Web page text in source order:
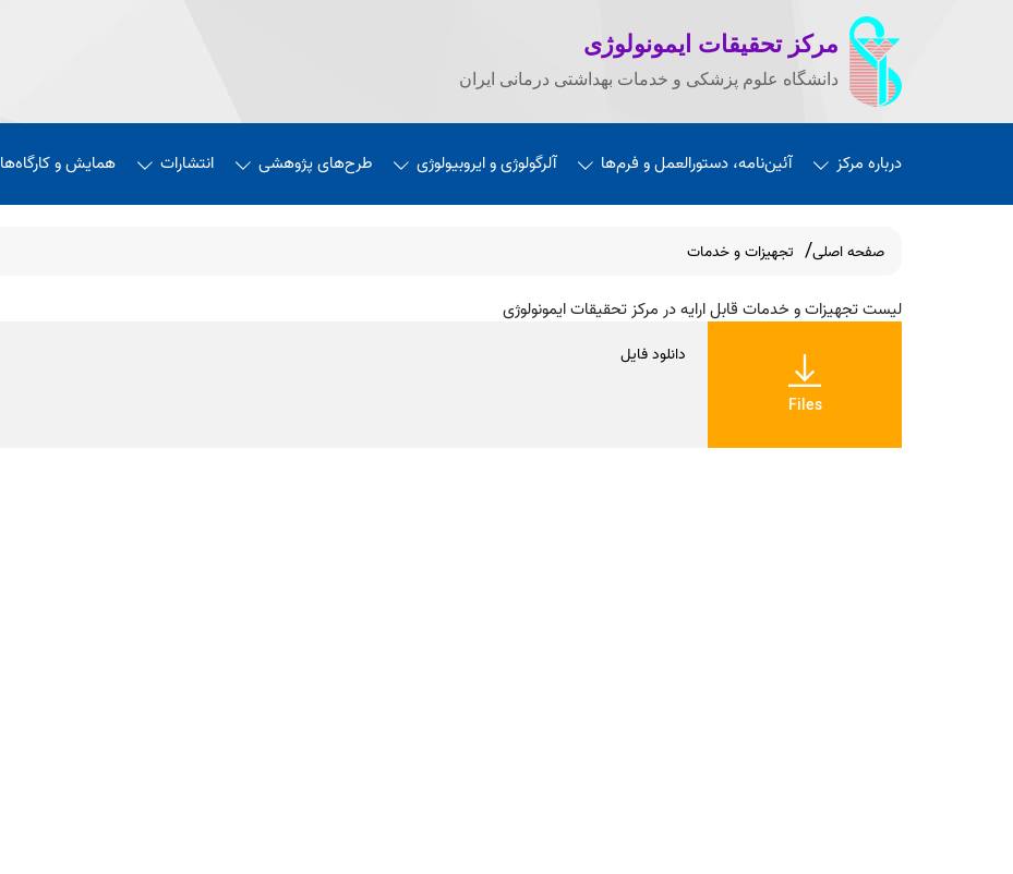
مرکز تحقیقات ایمونولوژی
دانشگاه علوم پزشکی و خدمات بهداشتی درمانی ایران
درباره مرکز آئین‌نامه، دستورالعمل و فرم‌ها آلرگولوژی و ایروبیولوژی طرح‌های پژوهشی انتشارات همایش‌ و کارگاه‌ها
صفحه اصلی تجهیزات و خدمات
لیست تجهیزات و خدمات قابل ارایه در مرکز تحقیقات ایمونولوژی
Files
دانلود فایل